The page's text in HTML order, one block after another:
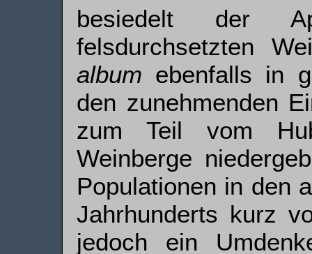
besiedelt der
felsdurchsetzten
album ebenfalls in
den zunehmenden
zum Teil vom
Weinberge
Populationen in den
Jahrhunderts kurz
jedoch ein